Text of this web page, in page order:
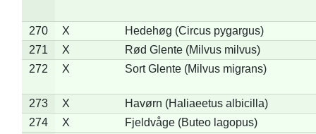
270 X
Hedehøg (Circus pygargus)
271
X
Rød Glente (Milvus milvus)
272
X Sort Glente (Milvus migrans)
273 X
Havørn (Haliaeetus albicilla)
274
X
Fjeldvåge (Buteo lagopus)